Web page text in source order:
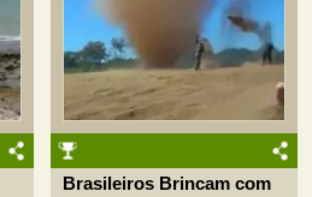
Brasileiros Brincam com